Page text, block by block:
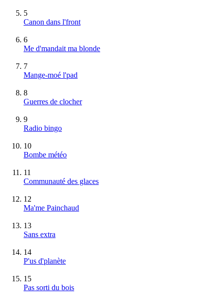
5
Canon dans l'front
6
Me d'mandait ma blonde
7
Mange-moé l'pad
8
Guerres de clocher
9
Radio bingo
10
Bombe météo
11
Communauté des glaces
12
Ma'me Painchaud
13
Sans extra
14
P'us d'planète
15
Pas sorti du bois